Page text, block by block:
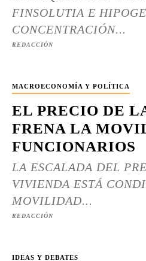
FINSOLUTIA E
CONCENTRACIÓN...
REDACCIÓN
MACROECONOMÍA Y POLÍTICA
EL PRECIO DE
FRENA LA
FUNCIONARIOS
LA ESCALADA DEL
VIVIENDA ESTÁ
MOVILIDAD...
REDACCIÓN
IDEAS Y DEBATES